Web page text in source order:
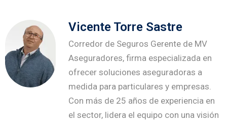
Vicente Torre Sastre
Corredor de Seguros Gerente de MV
Aseguradores, firma especializada en
ofrecer soluciones aseguradoras a
medida para particulares y empresas.
Con más de 25 años de experiencia en
el sector, lidera el equipo con una visión